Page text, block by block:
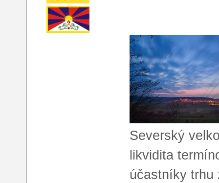
Severský
likvidita
účastníky trhu